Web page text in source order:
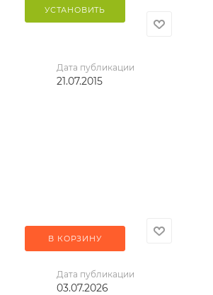
УСТАНОВИТЬ
Дата публикации
21.07.2015
В КОРЗИНУ
Дата публикации
03.07.2026